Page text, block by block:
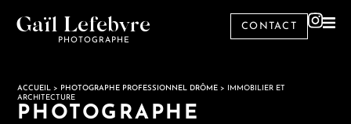
Gaïl Lefebvre
PHOTOGRAPHE
CONTACT
ACCUEIL > PHOTOGRAPHE PROFESSIONNEL DRÔME >
IMMOBILIER ET
ARCHITECTURE
PHOTOGRAPHE